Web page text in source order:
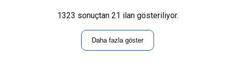
1323 sonuçtan 21 ilan gösteriliyor.
Daha fazla göster